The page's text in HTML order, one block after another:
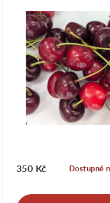
Dostupné
350 Kč